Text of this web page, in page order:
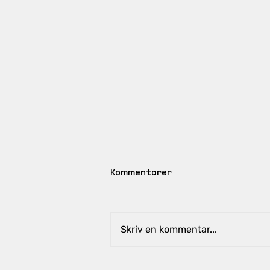
Kommentarer
Skriv en kommentar...